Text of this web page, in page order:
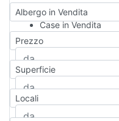
Albergo in Vendita
Case in Vendita
Qualsiasi
Appartamento
Casa indipendente
Casa Semi-
Attico/Mansarda
Prezzo
Superficie
Locali